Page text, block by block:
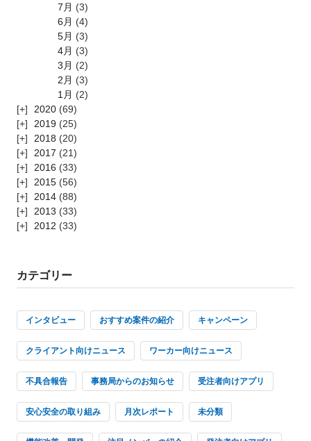
7月 (3)
6月 (4)
5月 (3)
4月 (3)
3月 (2)
2月 (3)
1月 (2)
2020 (69)
2019 (25)
2018 (20)
2017 (21)
2016 (33)
2015 (56)
2014 (88)
2013 (33)
2012 (33)
カテゴリー
インタビュー おすすめ案件の紹介 キャンペーン
クライアント向けニュース ワーカー向けニュース
不具合報告 事務局からのお知らせ 受注者向けアプリ
安心安全の取り組み 月次レポート 未分類